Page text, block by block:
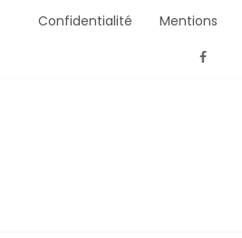
Confidentialité Mentions